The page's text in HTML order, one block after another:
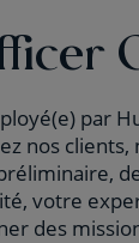
par
nos
votre
des